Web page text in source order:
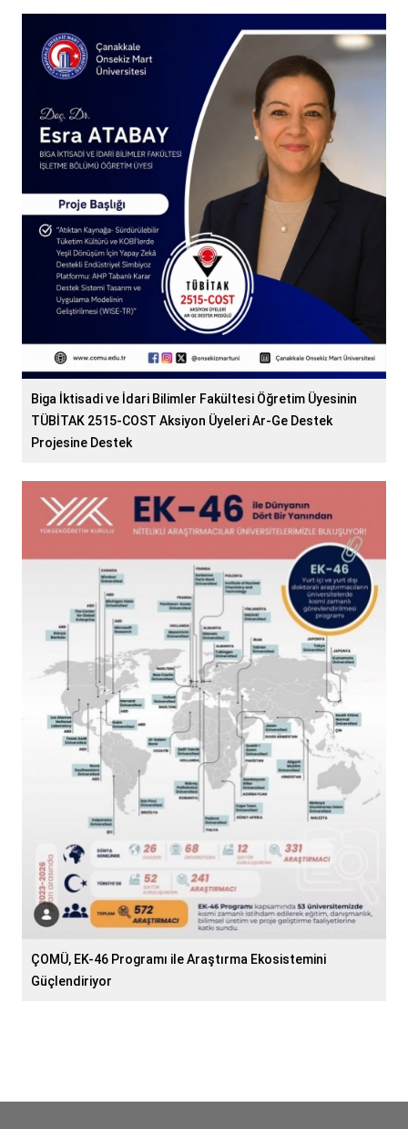
Biga İktisadi ve İdari Bilimler Fakültesi Öğretim Üyesinin
TÜBİTAK 2515-COST Aksiyon Üyeleri Ar-Ge Destek
Projesine Destek
ÇOMÜ, EK-46 Programı ile Araştırma Ekosistemini
Güçlendiriyor